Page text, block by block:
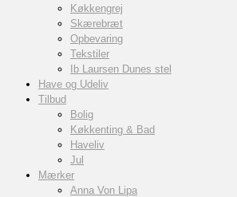
Køkkengrej
Skærebræt
Opbevaring
Tekstiler
Ib Laursen Dunes stel
Have og Udeliv
Tilbud
Bolig
Køkkenting & Bad
Haveliv
Jul
Mærker
Anna Von Lipa